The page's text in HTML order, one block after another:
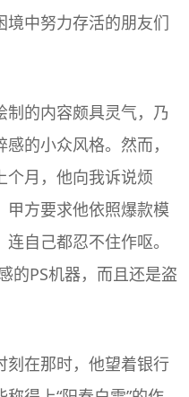
境中努力存活的朋友们
制的内容颇具灵气，乃
的小众风格。然而，
个月，他向我诉说烦
甲方要求他依照爆款模
自己都忍不住作呕。
的PS机器，而且还是盗
刻在那时，他望着银行